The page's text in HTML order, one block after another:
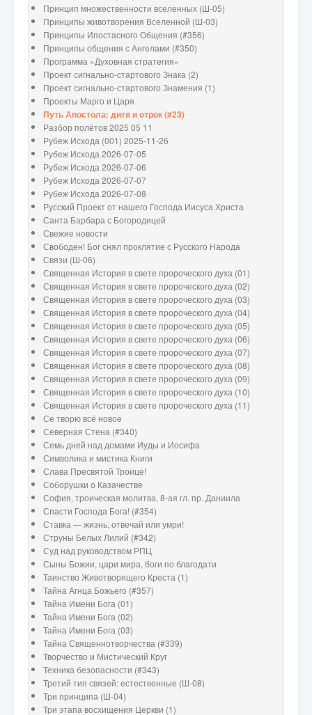
Принцип множественности вселенных (Ш-05)
Принципы животворения Вселенной (Ш-03)
Принципы Ипостасного Общения (#356)
Принципы общения с Ангелами (#350)
Программа «Духовная стратегия»
Проект сигнально-стартового Знака (2)
Проект сигнально-стартового Знамения (1)
Проекты Марго и Царя
Путь Апостола: дитя и отрок (#23)
Разбор полётов 2025 05 11
Рубеж Исхода (001) 2025-11-26
Рубеж Исхода 2026-07-05
Рубеж Исхода 2026-07-06
Рубеж Исхода 2026-07-07
Рубеж Исхода 2026-07-08
Русский Проект от нашего Господа Иисуса Христа
Санта Барбара с Богородицей
Свежие новости
Свободен! Бог снял проклятие с Русского Народа
Связи (Ш-06)
Священная История в свете пророческого духа (01)
Священная История в свете пророческого духа (02)
Священная История в свете пророческого духа (03)
Священная История в свете пророческого духа (04)
Священная История в свете пророческого духа (05)
Священная История в свете пророческого духа (06)
Священная История в свете пророческого духа (07)
Священная История в свете пророческого духа (08)
Священная История в свете пророческого духа (09)
Священная История в свете пророческого духа (10)
Священная История в свете пророческого духа (11)
Се творю всё новое
Северная Стена (#340)
Семь дней над домами Иуды и Иосифа
Символика и мистика Книги
Слава Пресвятой Троице!
Соборушки о Казачестве
София, троическая молитва, 8-ая гл. пр. Даниила
Спасти Господа Бога! (#354)
Ставка — жизнь, отвечай или умри!
Струны Белых Лилий (#342)
Суд над руководством РПЦ
Сыны Божии, цари мира, боги по благодати
Таинство Животворящего Креста (1)
Тайна Агнца Божьего (#357)
Тайна Имени Бога (01)
Тайна Имени Бога (02)
Тайна Имени Бога (03)
Тайна Священнотворчества (#339)
Творчество и Мистический Круг
Техника безопасности (#343)
Третий тип связей: естественные (Ш-08)
Три принципа (Ш-04)
Три этапа восхищения Церкви (1)